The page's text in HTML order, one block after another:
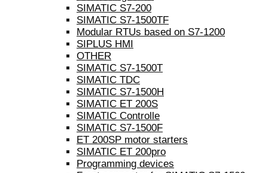
SIMATIC S7-200
SIMATIC S7-1500TF
Modular RTUs based on S7-1200
SIPLUS HMI
OTHER
SIMATIC S7-1500T
SIMATIC TDC
SIMATIC S7-1500H
SIMATIC ET 200S
SIMATIC Controlle
SIMATIC S7-1500F
ET 200SP motor starters
SIMATIC ET 200pro
Programming devices